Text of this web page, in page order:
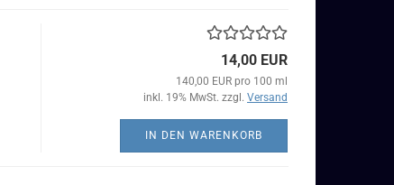
14,00 EUR
140,00 EUR pro 100 ml
inkl. 19% MwSt. zzgl. Versand
IN DEN WARENKORB